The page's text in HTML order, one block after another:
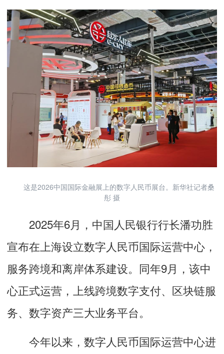
这是2026中国国际金融展上的数字人民币展台。新华社记者桑
彤 摄
2025年6月，中国人民银行行长潘功胜
宣布在上海设立数字人民币国际运营中心，
服务跨境和离岸体系建设。同年9月，该中
心正式运营，上线跨境数字支付、区块链服
务、数字资产三大业务平台。
今年以来，数字人民币国际运营中心进